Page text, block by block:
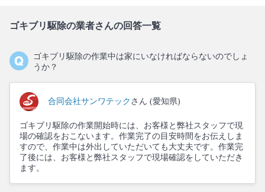
ゴキブリ駆除の業者さんの回答一覧
ゴキブリ駆除の作業中は家にいなければならないのでしょ
うか？
合同会社サンワテック さん (愛知県)
ゴキブリ駆除の作業開始時には、お客様と弊社スタッフで現
場の確認をおこないます。作業完了の目安時間をお伝えしま
すので、作業中は外出していただいても大丈夫です。作業完
了後には、お客様と弊社スタッフで現場確認をしていただき
ます。